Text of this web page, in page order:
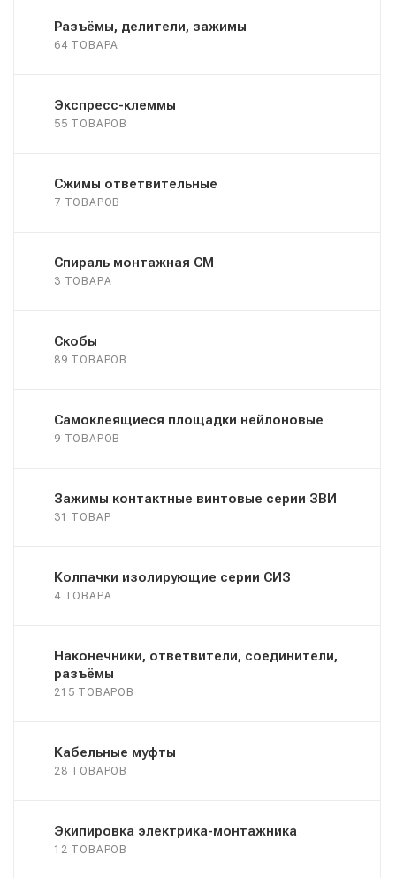
Разъёмы, делители, зажимы
64 ТОВАРА
Экспресс-клеммы
55 ТОВАРОВ
Сжимы ответвительные
7 ТОВАРОВ
Спираль монтажная СМ
3 ТОВАРА
Скобы
89 ТОВАРОВ
Самоклеящиеся площадки нейлоновые
9 ТОВАРОВ
Зажимы контактные винтовые серии ЗВИ
31 ТОВАР
Колпачки изолирующие серии СИЗ
4 ТОВАРА
Наконечники, ответвители, соединители,
разъёмы
215 ТОВАРОВ
Кабельные муфты
28 ТОВАРОВ
Экипировка электрика-монтажника
12 ТОВАРОВ